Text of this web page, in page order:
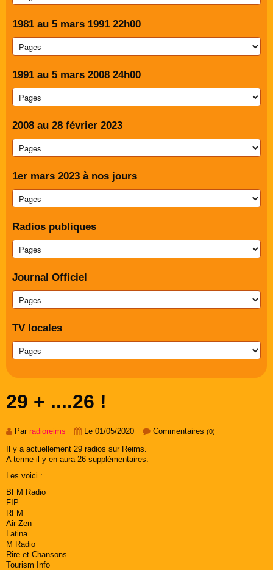
1981 au 5 mars 1991 22h00
1991 au 5 mars 2008 24h00
2008 au 28 février 2023
1er mars 2023 à nos jours
Radios publiques
Journal Officiel
TV locales
29 + ....26 !
Par radioreims Le 01/05/2020 Commentaires (0)
Il y a actuellement 29 radios sur Reims.
A terme il y en aura 26 supplémentaires.
Les voici :
BFM Radio
FIP
RFM
Air Zen
Latina
M Radio
Rire et Chansons
Tourism Info